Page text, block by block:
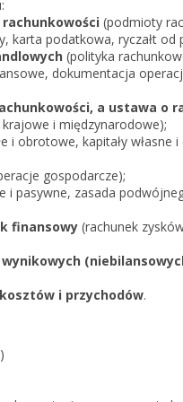
(podmioty
karta podatkowa, ryczałt
(polityka
dokumentacja
a ustawa o
i międzynarodowe);
i obrotowe, kapitały własne i
gospodarcze);
i pasywne, zasada
finansowy (rachunek
i przychodów.